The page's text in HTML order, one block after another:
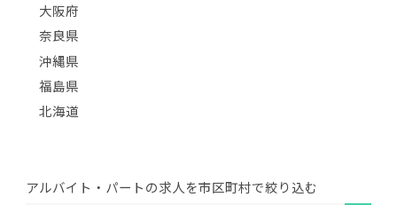
大阪府
奈良県
沖縄県
福島県
北海道
アルバイト・パートの求人を市区町村で絞り込む